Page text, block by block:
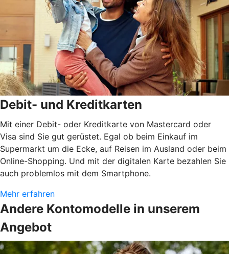
Debit- und Kreditkarten
Mit einer Debit- oder Kreditkarte von Mastercard oder
Visa sind Sie gut gerüstet. Egal ob beim Einkauf im
Supermarkt um die Ecke, auf Reisen im Ausland oder beim
Online-Shopping. Und mit der digitalen Karte bezahlen Sie
auch problemlos mit dem Smartphone.
Mehr erfahren
Andere Kontomodelle in unserem
Angebot